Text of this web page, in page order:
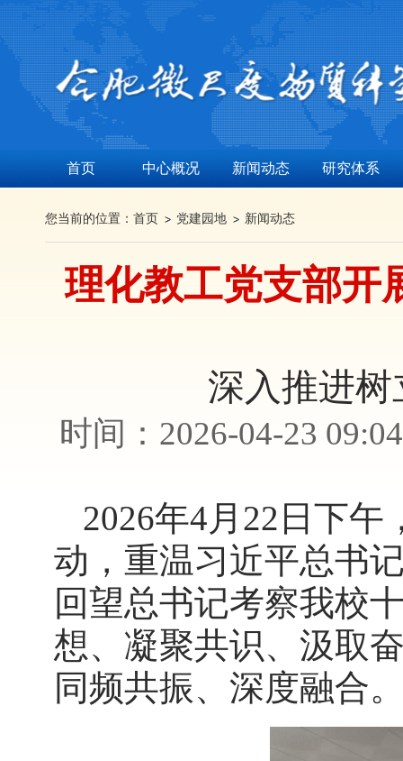
首页 中心概况 新闻动态 研究体系
您当前的位置： 首页 党建园地 新闻动态
理化教工党支部开
深入推进
时间：2026-04-23
2026年4月22日下
动，重温习近平总书
回望总书记考察我校
想、凝聚共识、汲取
同频共振、深度融合